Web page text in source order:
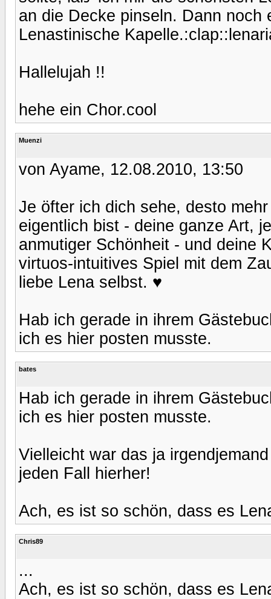
an die Decke pinseln. Dann
Lenastinische
Hallelujah !!
hehe ein Chor.cool
Muenzi
von Ayame, 12.08.2010, 13:50
Je öfter ich dich sehe, desto
eigentlich bist - deine ganze Art,
anmutiger Schönheit - und deine
virtuos-intuitives Spiel mit dem
liebe Lena selbst. ♥
Hab ich gerade in ihrem
ich es hier posten musste.
bates
Hab ich gerade in ihrem
ich es hier posten musste.
Vielleicht war das ja
jeden Fall hierher!
Ach, es ist so schön, dass es
Chris89
...
Ach, es ist so schön, dass es